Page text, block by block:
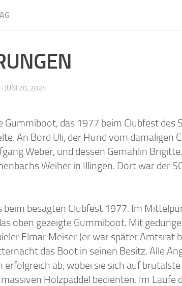
· JUNI 20, 2024
Gummiboot, das 1977 beim Clubfest des
An Bord Uli, der Hund vom damaligen
Weber, und dessen Gemahlin Brigitte.
Weiher in Illingen. Dort war der
beim besagten Clubfest 1977. Im
oben gezeigte Gummiboot. Mit
Elmar Meiser (er war später Amtsrat
das Boot in seinen Besitz. Alle
erfolgreich ab, wobei sie sich auf
Holzpaddel bedienten. Im Laufe